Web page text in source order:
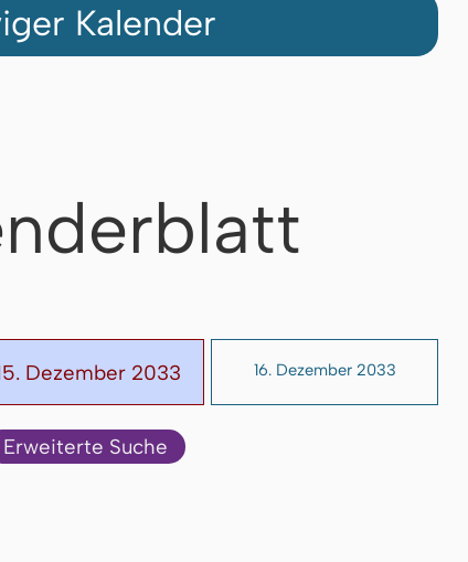
Kalender
Dezember 2033 16. Dezember 2033
Erweiterte Suche